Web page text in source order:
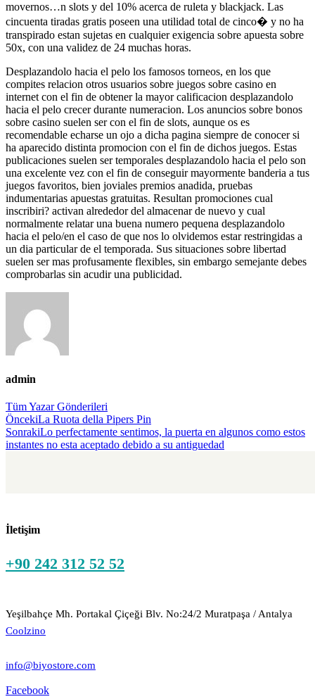
movernos…n slots y del 10% acerca de ruleta y blackjack. Las
cincuenta tiradas gratis poseen una utilidad total de cinco� y no ha
transpirado estan sujetas en cualquier exigencia sobre apuesta sobre
50x, con una validez de 24 muchas horas.
Desplazandolo hacia el pelo los famosos torneos, en los que
compites relacion otros usuarios sobre juegos sobre casino en
internet con el fin de obtener la mayor calificacion desplazandolo
hacia el pelo crecer durante numeracion. Los anuncios sobre bonos
sobre casino suelen ser con el fin de slots, aunque os es
recomendable echarse un ojo a dicha pagina siempre de conocer si
ha aparecido distinta promocion con el fin de dichos juegos. Estas
publicaciones suelen ser temporales desplazandolo hacia el pelo son
una excelente vez con el fin de conseguir mayormente banderia a tus
juegos favoritos, bien joviales premios anadida, pruebas
indumentarias apuestas gratuitas. Resultan promociones cual
inscribiri? activan alrededor del almacenar de nuevo y cual
normalmente relatar una buena numero pequena desplazandolo
hacia el pelo/en el caso de que nos lo olvidemos estar restringidas a
un dia particular de el temporada. Sus situaciones sobre libertad
suelen ser mas profusamente flexibles, sin embargo semejante debes
comprobarlas sin acudir una publicidad.
admin
Tüm Yazar Gönderileri
Gönderi
navigasyonu
ÖncekiLa Ruota della Pipers Pin
SonrakiLo perfectamente sentimos, la puerta en algunos como estos
instantes no esta aceptado debido a su antiguedad
İletişim
+90 242 312 52 52
Yeşilbahçe Mh. Portakal Çiçeği Blv. No:24/2 Muratpaşa / Antalya
Coolzino
info@biyostore.com
Facebook